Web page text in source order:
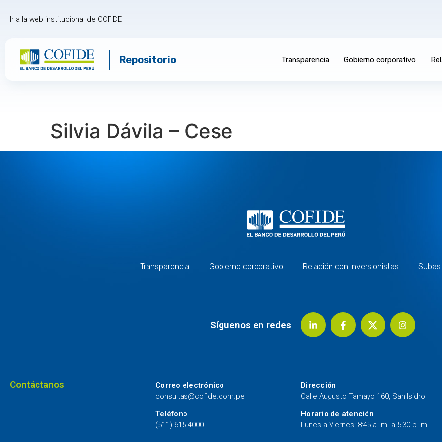
Ir a la web institucional de COFIDE
Repositorio Transparencia Gobierno corporativo
Silvia Dávila – Cese
Transparencia Gobierno corporativo Relación con inversionistas
Síguenos en redes
Contáctanos
Correo electrónico
consultas@cofide.com.pe
Teléfono
(511) 615-4000
Dirección
Calle Augusto Tamayo 160, San Isidro
Horario de atención
Lunes a Viernes: 8:45 a. m. a 5:30 p. m.